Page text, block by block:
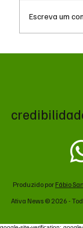
Escreva um
Produzido por Fábio
Ativa News © 2026 -